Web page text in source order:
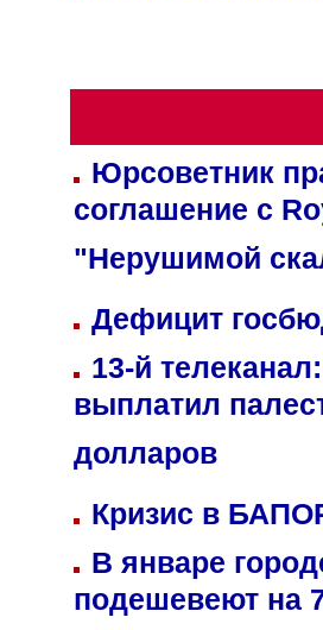
Юрсоветник
соглашение с
"Нерушимой
Дефицит
13-й
выплатил
долларов
Кризис в
В январе
подешевеют на